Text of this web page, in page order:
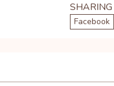
Facebook